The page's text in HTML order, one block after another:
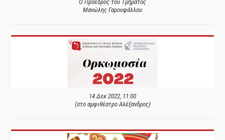
Ο Πρόεδρος του Τμήματος
Μανώλης Γαρουφάλλου
14 Δεκ 2022, 11:00
(στο αμφιθέατρο Αλέξανδρος)